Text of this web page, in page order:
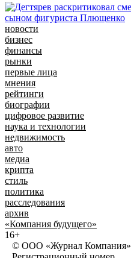
новости
бизнес
финансы
рынки
первые лица
мнения
рейтинги
биографии
цифровое развитие
наука и технологии
недвижимость
авто
медиа
крипта
стиль
политика
расследования
архив
«Компания будущего»
16+
© ООО «Журнал Компания»